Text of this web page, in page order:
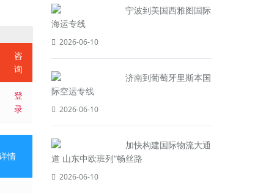
咨
询
登
录
情
宁波到美国西雅图国际
海运专线
2026-06-10
济南到葡萄牙里斯本国
际空运专线
2026-06-10
加快构建国际物流大通
道 山东中欧班列“畅丝路
2026-06-10